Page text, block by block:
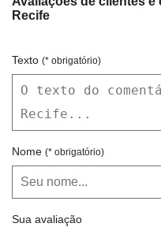
BANCA FÊNIX
BANCO ITAÚ
BERLOQUE
BIG BEN
BISTRÔ & BOTECO
BLU-K
Recife
Texto (* obrigatório)
Nome (* obrigatório)
Sua avaliação